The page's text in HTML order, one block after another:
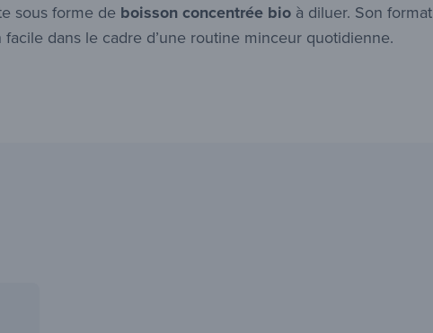
sous forme de boisson concentrée bio à diluer. Son format
dans le cadre d’une routine minceur quotidienne.